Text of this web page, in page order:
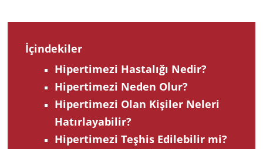
İçindekiler
Hipertimezi Hastalığı Nedir?
Hipertimezi Neden Olur?
Hipertimezi Olan Kişiler Neleri
Hatırlayabilir?
Hipertimezi Teşhis Edilebilir mi?